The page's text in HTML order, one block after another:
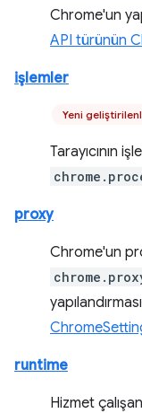
Chrome'un
API türünün
işlemler
Yeni
Tarayıcının
proxy
Chrome'un
runtime
Hizmet